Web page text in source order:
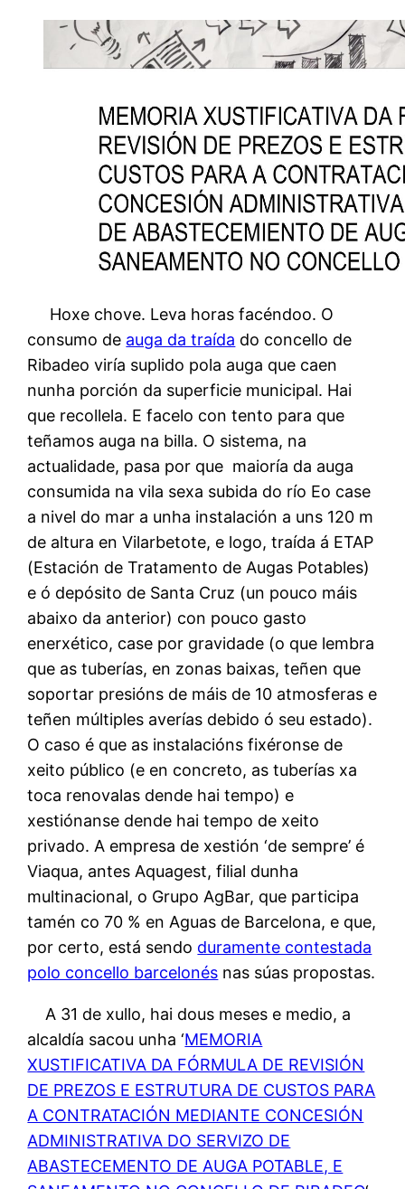
Hoxe chove. Leva horas facéndoo. O
consumo de auga da traída do concello de
Ribadeo viría suplido pola auga que caen
nunha porción da superficie municipal. Hai
que recollela. E facelo con tento para que
teñamos auga na billa. O sistema, na
actualidade, pasa por que maioría da auga
consumida na vila sexa subida do río Eo case
a nivel do mar a unha instalación a uns 120 m
de altura en Vilarbetote, e logo, traída á ETAP
(Estación de Tratamento de Augas Potables)
e ó depósito de Santa Cruz (un pouco máis
abaixo da anterior) con pouco gasto
enerxético, case por gravidade (o que lembra
que as tuberías, en zonas baixas, teñen que
soportar presións de máis de 10 atmosferas e
teñen múltiples averías debido ó seu estado).
O caso é que as instalacións fixéronse de
xeito público (e en concreto, as tuberías xa
toca renovalas dende hai tempo) e
xestiónanse dende hai tempo de xeito
privado. A empresa de xestión ‘de sempre’ é
Viaqua, antes Aquagest, filial dunha
multinacional, o Grupo AgBar, que participa
tamén co 70 % en Aguas de Barcelona, e que,
por certo, está sendo duramente contestada
polo concello barcelonés nas súas propostas.
A 31 de xullo, hai dous meses e medio, a
alcaldía sacou unha ‘MEMORIA
XUSTIFICATIVA DA FÓRMULA DE REVISIÓN
DE PREZOS E ESTRUTURA DE CUSTOS PARA
A CONTRATACIÓN MEDIANTE CONCESIÓN
ADMINISTRATIVA DO SERVIZO DE
ABASTECEMENTO DE AUGA POTABLE, E